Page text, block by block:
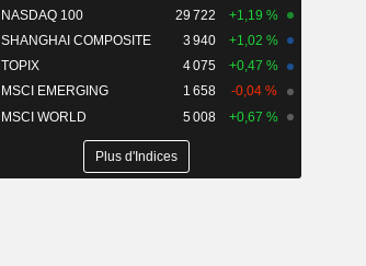
NASDAQ 100
29 722
+1,19 %
SHANGHAI COMPOSITE
3 940
+1,02 %
TOPIX
4 075
+0,47 %
MSCI EMERGING
1 658
-0,04 %
MSCI WORLD
5 008 +0,67 %
Plus d'Indices